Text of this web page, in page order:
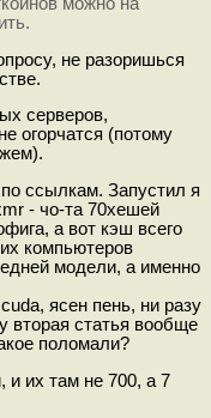
не разоришься
серверов,
огорчатся (потому
ссылкам. Запустил я
- чо-та 70хешей
а вот кэш всего
компьютеров
модели, а именно
ясен пень, ни разу
вторая статья вообще
поломали?
их там не 700, а 7